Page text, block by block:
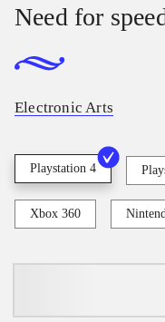
Need for
Electronic Arts
Playstation 4
Xbox 360